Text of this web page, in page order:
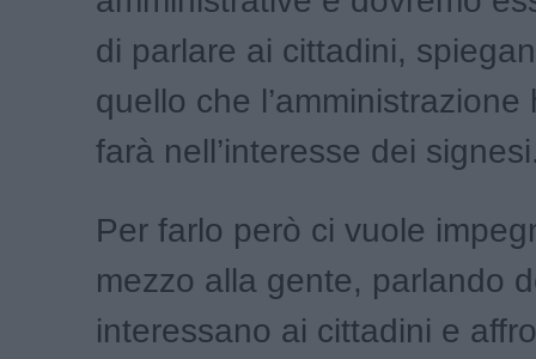
di parlare ai cittadini,
quello che l’amministrazione
farà nell’interesse dei
Per farlo però ci vuole
mezzo alla gente, parlando
interessano ai cittadini e